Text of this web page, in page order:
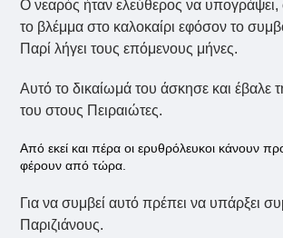
Ο νεαρός ήταν ελεύθερος να
το βλέμμα στο καλοκαίρι εφόσον το
Παρί λήγει τους επόμενους μήνες.
Αυτό το δικαίωμά του άσκησε και έβαλε
του στους Πειραιώτες.
Από εκεί και πέρα οι ερυθρόλευκοι κάνουν
φέρουν από τώρα.
Για να συμβεί αυτό πρέπει να υπάρξει
Παριζιάνους.